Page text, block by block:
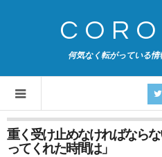
何気なく転がっている
重く受け止めなければなら
ってくれた時間は」